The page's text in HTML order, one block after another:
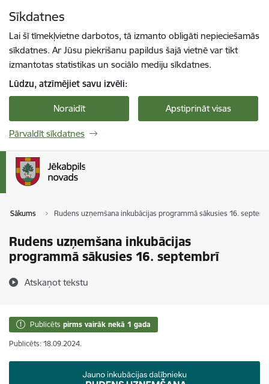
Sīkdatnes
Lai šī tīmekļvietne darbotos, tā izmanto obligāti nepieciešamās
sīkdatnes. Ar Jūsu piekrišanu papildus šajā vietnē var tikt
izmantotas statistikas un sociālo mediju sīkdatnes.
Lūdzu, atzīmējiet savu izvēli:
Noraidīt Apstiprināt visas
Pārvaldīt sīkdatnes
Sākums Rudens uzņemšana inkubācijas programmā sākusies 16.
Rudens uzņemšana inkubācijas
programmā sākusies 16. septembrī
Atskaņot tekstu
Publicēts pirms vairāk nekā 1 gada
Publicēts: 18.09.2024.